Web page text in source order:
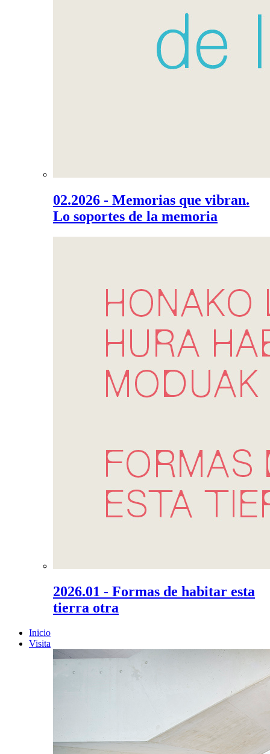
02.2026 - Memorias que vibran.
Lo soportes de la memoria
2026.01 - Formas de habitar esta
tierra otra
Inicio
Visita